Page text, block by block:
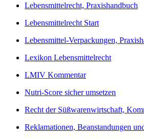
Lebensmittelrecht, Praxishandbuch
Lebensmittelrecht Start
Lebensmittel-Verpackungen,
Lexikon Lebensmittelrecht
LMIV Kommentar
Nutri-Score sicher umsetzen
Recht der Süßwarenwirtschaft,
Reklamationen, Beanstandungen